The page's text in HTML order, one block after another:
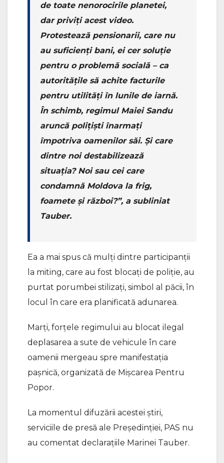
de toate nenorocirile planetei,
dar priviți acest video.
Protestează pensionarii, care nu
au suficienți bani, ei cer soluție
pentru o problemă socială – ca
autoritățile să achite facturile
pentru utilități în lunile de iarnă.
În schimb, regimul Maiei Sandu
aruncă polițiști înarmați
împotriva oamenilor săi. Și care
dintre noi destabilizează
situația? Noi sau cei care
condamnă Moldova la frig,
foamete și război?”, a subliniat
Tauber.
Ea a mai spus că mulți dintre participanții
la miting, care au fost blocați de poliție, au
purtat porumbei stilizați, simbol al păcii, în
locul în care era planificată adunarea.
Marți, forțele regimului au blocat ilegal
deplasarea a sute de vehicule în care
oamenii mergeau spre manifestația
pașnică, organizată de Mișcarea Pentru
Popor.
La momentul difuzării acestei știri,
serviciile de presă ale Președinției, PAS nu
au comentat declarațiile Marinei Tauber.